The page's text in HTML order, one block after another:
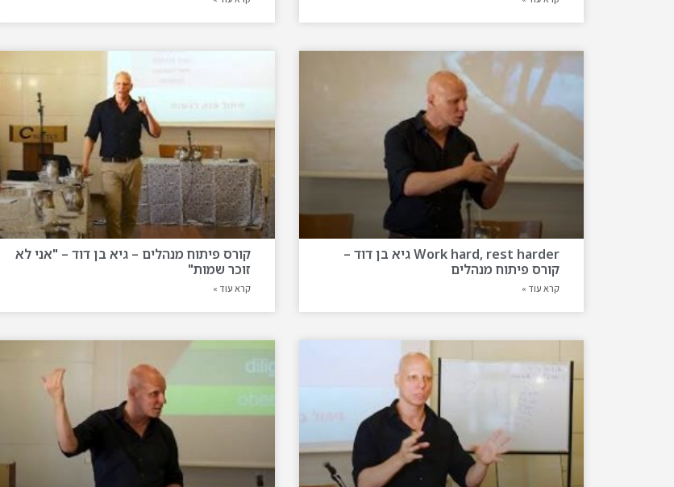
Work hard, rest harder גיא בן דוד –
קורס פיתוח מנהלים
קרא עוד »
קורס פיתוח מנהלים – גיא בן דוד – "אני לא
זוכר שמות"
קרא עוד »